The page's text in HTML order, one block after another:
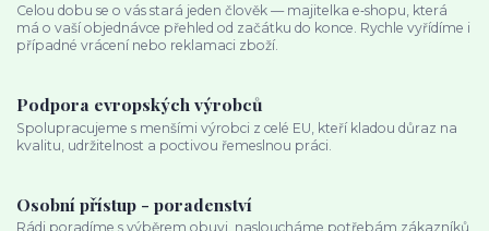
Celou dobu se o vás stará jeden člověk — majitelka e‑shopu, která
má o vaší objednávce přehled od začátku do konce. Rychle vyřídíme i
případné vrácení nebo reklamaci zboží.
Podpora evropských výrobců
Spolupracujeme s menšími výrobci z celé EU, kteří kladou důraz na
kvalitu, udržitelnost a poctivou řemeslnou práci.
Osobní přístup - poradenství
Rádi poradíme s výběrem obuvi, nasloucháme potřebám zákazníků